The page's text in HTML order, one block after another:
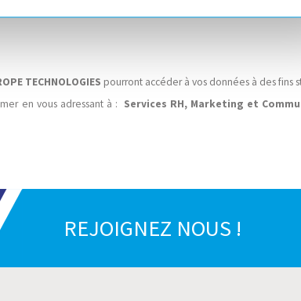
TECHNOLOGIES pourront accéder à vos données à des fins
en vous adressant à : Services RH, Marketing et
REJOIGNEZ NOUS !